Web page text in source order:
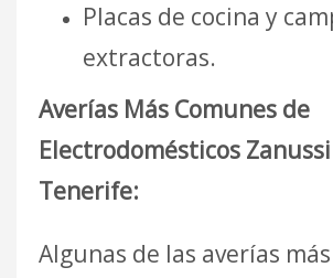
Placas de cocina y
extractoras.
Averías Más Comunes de
Electrodomésticos
Tenerife:
Algunas de las averías